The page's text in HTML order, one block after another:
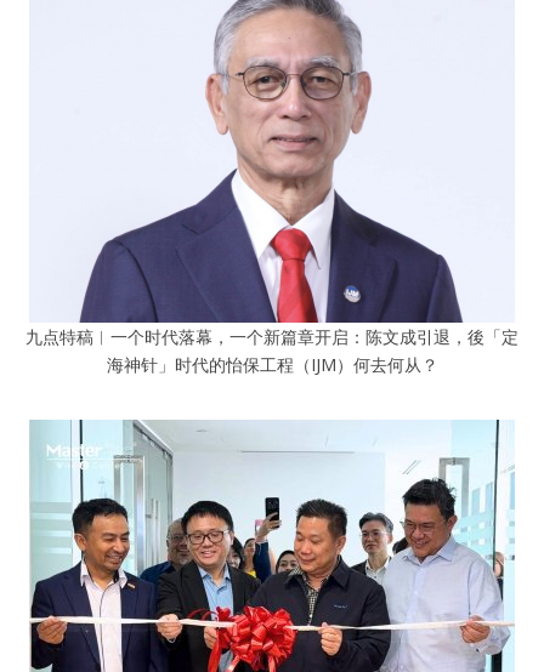
九点特稿︱一个时代落幕，一个新篇章开启：陈文成引退，後「定
海神针」时代的怡保工程（IJM）何去何从？